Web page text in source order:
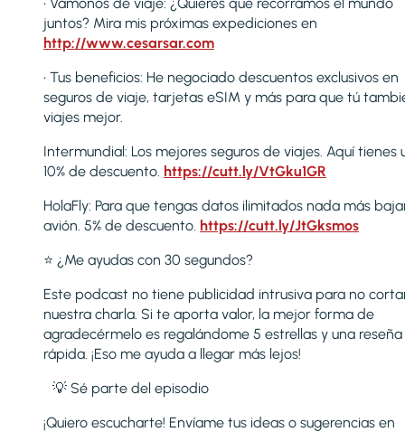
juntos? Mira mis próximas expediciones en
http://www.cesarsar.com
• Tus beneficios: He negociado descuentos exclusivos en
seguros de viaje, tarjetas eSIM y más para que tú
viajes mejor.
Intermundial: Los mejores seguros de viajes. Aquí tienes
10% de descuento. https://cutt.ly/VtGku1GR
HolaFly: Para que tengas datos ilimitados nada más
avión. 5% de descuento. https://cutt.ly/JtGksmos
⭐ ¿Me ayudas con 30 segundos?
Este podcast no tiene publicidad intrusiva para no
nuestra charla. Si te aporta valor, la mejor forma de
agradecérmelo es regalándome 5 estrellas y una reseña
rápida. ¡Eso me ayuda a llegar más lejos!
💡 Sé parte del episodio
¡Quiero escucharte! Envíame tus ideas o sugerencias en